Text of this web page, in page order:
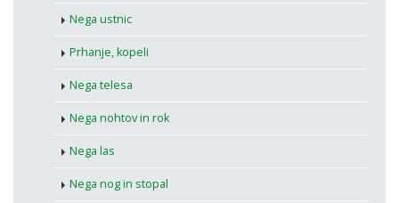
Nega ustnic
Prhanje, kopeli
Nega telesa
Nega nohtov in rok
Nega las
Nega nog in stopal